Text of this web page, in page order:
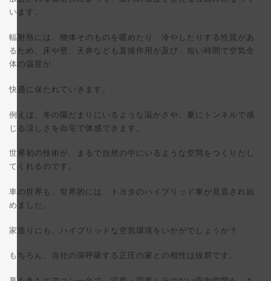
います。
輻射熱には、物体そのものを暖めたり、冷やしたりする性質があ
るため、床や壁、天井なども直接作用が及び、短い時間で空気全
体の温度が
快適に保たれていきます。
例えば、冬の陽だまりにいるような温かさや、夏にトンネルで感
じる涼しさを自宅で体感できます。
世界初の技術が、まるで自然の中にいるような空間をつくりだし
てくれるのです。
車の世界も、世界的には、トヨタのハイブリッド車が見直され始
めました。
家造りにも、ハイブリッドな空気環境をいかがでしょうか？
もちろん、当社の深呼吸する正圧の家との相性は抜群です。